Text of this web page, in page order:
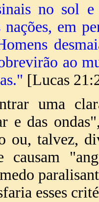
no sol
nações, em
ao
[Lucas
uma
e das
ou, talvez,
causam
esses